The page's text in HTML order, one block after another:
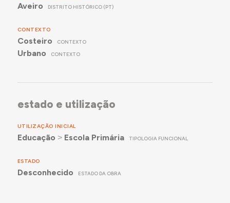
Aveiro DISTRITO HISTÓRICO (PT)
CONTEXTO
Costeiro CONTEXTO
Urbano CONTEXTO
estado e utilização
UTILIZAÇÃO INICIAL
Educação ˃ Escola Primária TIPOLOGIA FUNCIONAL
ESTADO
Desconhecido ESTADO DA OBRA